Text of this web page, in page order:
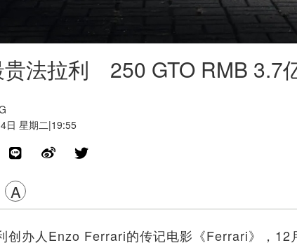
法拉利 250 GTO RMB 3.7
日 星期二|19:55
A
创办人Enzo Ferrari的传记电影《Ferrari》，12